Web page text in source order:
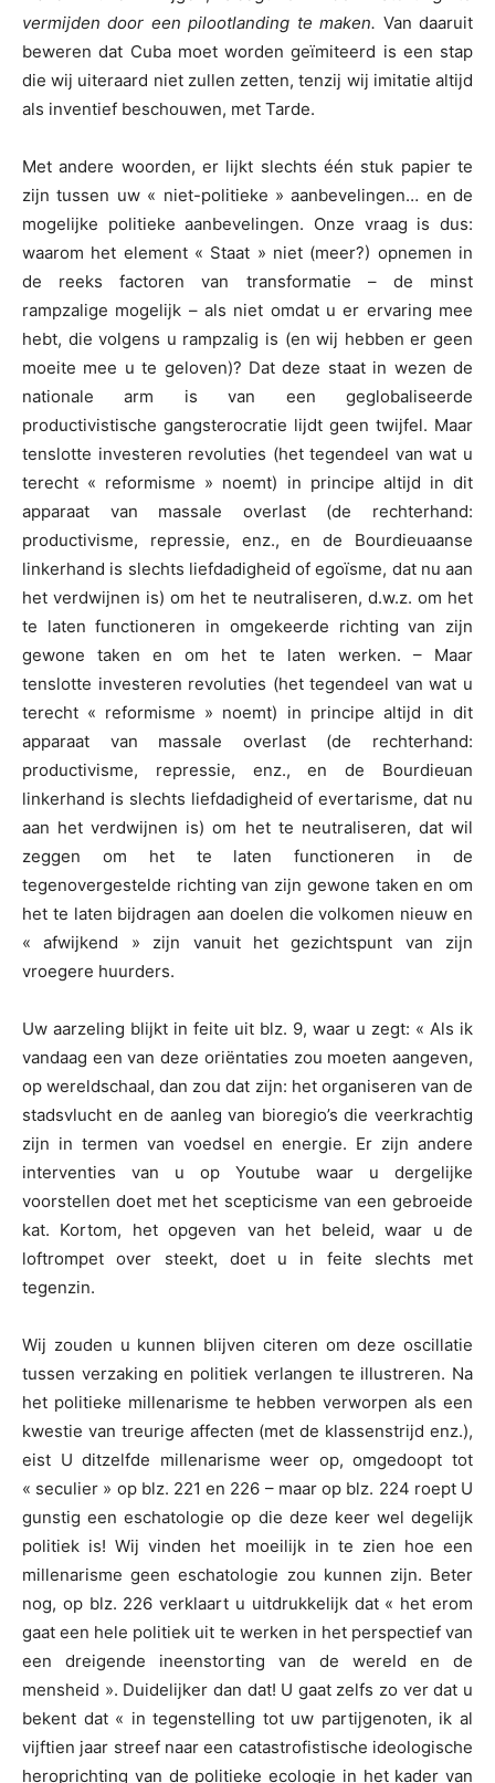
vermijden door een pilootlanding te maken. Van daaruit
beweren dat Cuba moet worden geïmiteerd is een stap
die wij uiteraard niet zullen zetten, tenzij wij imitatie altijd
als inventief beschouwen, met Tarde.
Met andere woorden, er lijkt slechts één stuk papier te
zijn tussen uw « niet-politieke » aanbevelingen… en de
mogelijke politieke aanbevelingen. Onze vraag is dus:
waarom het element « Staat » niet (meer?) opnemen in
de reeks factoren van transformatie – de minst
rampzalige mogelijk – als niet omdat u er ervaring mee
hebt, die volgens u rampzalig is (en wij hebben er geen
moeite mee u te geloven)? Dat deze staat in wezen de
nationale arm is van een geglobaliseerde
productivistische gangsterocratie lijdt geen twijfel. Maar
tenslotte investeren revoluties (het tegendeel van wat u
terecht « reformisme » noemt) in principe altijd in dit
apparaat van massale overlast (de rechterhand:
productivisme, repressie, enz., en de Bourdieuaanse
linkerhand is slechts liefdadigheid of egoïsme, dat nu aan
het verdwijnen is) om het te neutraliseren, d.w.z. om het
te laten functioneren in omgekeerde richting van zijn
gewone taken en om het te laten werken. – Maar
tenslotte investeren revoluties (het tegendeel van wat u
terecht « reformisme » noemt) in principe altijd in dit
apparaat van massale overlast (de rechterhand:
productivisme, repressie, enz., en de Bourdieuan
linkerhand is slechts liefdadigheid of evertarisme, dat nu
aan het verdwijnen is) om het te neutraliseren, dat wil
zeggen om het te laten functioneren in de
tegenovergestelde richting van zijn gewone taken en om
het te laten bijdragen aan doelen die volkomen nieuw en
« afwijkend » zijn vanuit het gezichtspunt van zijn
vroegere huurders.
Uw aarzeling blijkt in feite uit blz. 9, waar u zegt: « Als ik
vandaag een van deze oriëntaties zou moeten aangeven,
op wereldschaal, dan zou dat zijn: het organiseren van de
stadsvlucht en de aanleg van bioregio’s die veerkrachtig
zijn in termen van voedsel en energie. Er zijn andere
interventies van u op Youtube waar u dergelijke
voorstellen doet met het scepticisme van een gebroeide
kat. Kortom, het opgeven van het beleid, waar u de
loftrompet over steekt, doet u in feite slechts met
tegenzin.
Wij zouden u kunnen blijven citeren om deze oscillatie
tussen verzaking en politiek verlangen te illustreren. Na
het politieke millenarisme te hebben verworpen als een
kwestie van treurige affecten (met de klassenstrijd enz.),
eist U ditzelfde millenarisme weer op, omgedoopt tot
« seculier » op blz. 221 en 226 – maar op blz. 224 roept U
gunstig een eschatologie op die deze keer wel degelijk
politiek is! Wij vinden het moeilijk in te zien hoe een
millenarisme geen eschatologie zou kunnen zijn. Beter
nog, op blz. 226 verklaart u uitdrukkelijk dat « het erom
gaat een hele politiek uit te werken in het perspectief van
een dreigende ineenstorting van de wereld en de
mensheid ». Duidelijker dan dat! U gaat zelfs zo ver dat u
bekent dat « in tegenstelling tot uw partijgenoten, ik al
vijftien jaar streef naar een catastrofistische ideologische
heroprichting van de politieke ecologie in het kader van